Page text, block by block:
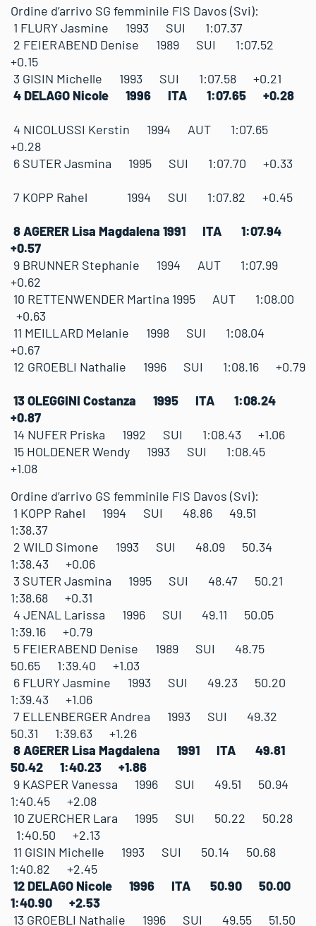
Ordine d’arrivo SG femminile FIS Davos (Svi):
1 FLURY Jasmine 1993 SUI 1:07.37
2 FEIERABEND Denise 1989 SUI 1:07.52
+0.15
3 GISIN Michelle 1993 SUI 1:07.58 +0.21
4 DELAGO Nicole 1996 ITA 1:07.65 +0.28
4 NICOLUSSI Kerstin 1994 AUT 1:07.65
+0.28
6 SUTER Jasmina 1995 SUI 1:07.70 +0.33
7 KOPP Rahel 1994 SUI 1:07.82 +0.45
8 AGERER Lisa Magdalena 1991 ITA 1:07.94
+0.57
9 BRUNNER Stephanie 1994 AUT 1:07.99
+0.62
10 RETTENWENDER Martina 1995 AUT 1:08.00
+0.63
11 MEILLARD Melanie 1998 SUI 1:08.04
+0.67
12 GROEBLI Nathalie 1996 SUI 1:08.16 +0.79
13 OLEGGINI Costanza 1995 ITA 1:08.24
+0.87
14 NUFER Priska 1992 SUI 1:08.43 +1.06
15 HOLDENER Wendy 1993 SUI 1:08.45
+1.08
Ordine d’arrivo GS femminile FIS Davos (Svi):
1 KOPP Rahel 1994 SUI 48.86 49.51
1:38.37
2 WILD Simone 1993 SUI 48.09 50.34
1:38.43 +0.06
3 SUTER Jasmina 1995 SUI 48.47 50.21
1:38.68 +0.31
4 JENAL Larissa 1996 SUI 49.11 50.05
1:39.16 +0.79
5 FEIERABEND Denise 1989 SUI 48.75
50.65 1:39.40 +1.03
6 FLURY Jasmine 1993 SUI 49.23 50.20
1:39.43 +1.06
7 ELLENBERGER Andrea 1993 SUI 49.32
50.31 1:39.63 +1.26
8 AGERER Lisa Magdalena 1991 ITA 49.81
50.42 1:40.23 +1.86
9 KASPER Vanessa 1996 SUI 49.51 50.94
1:40.45 +2.08
10 ZUERCHER Lara 1995 SUI 50.22 50.28
1:40.50 +2.13
11 GISIN Michelle 1993 SUI 50.14 50.68
1:40.82 +2.45
12 DELAGO Nicole 1996 ITA 50.90 50.00
1:40.90 +2.53
13 GROEBLI Nathalie 1996 SUI 49.55 51.50